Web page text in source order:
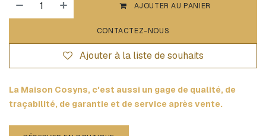
AJOUTER AU PANIER
CONTACTEZ-NOUS
Ajouter à la liste de souhaits
La Maison Cosyns, c'est aussi un gage de qualité, de
traçabilité, de garantie et de service après vente.